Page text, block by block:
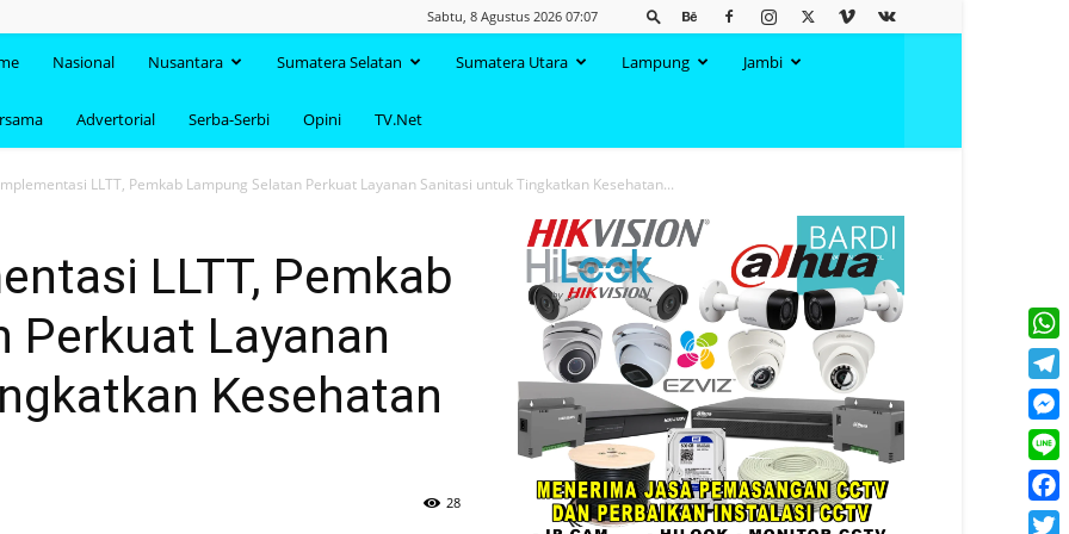
Sabtu, 8 Agustus 2026 07:07
Nasional Nusantara Sumatera Selatan Sumatera Utara Lampung Jambi
Advertorial Serba-Serbi Opini TV.Net
LLTT, Pemkab Lampung Selatan Perkuat Layanan Sanitasi untuk Tingkatkan Kesehatan...
LLTT, Pemkab
Perkuat Layanan
Kesehatan
28
Line